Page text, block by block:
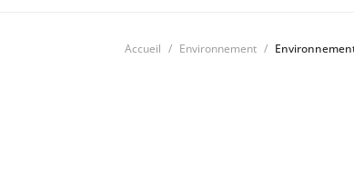
Accueil Environnement